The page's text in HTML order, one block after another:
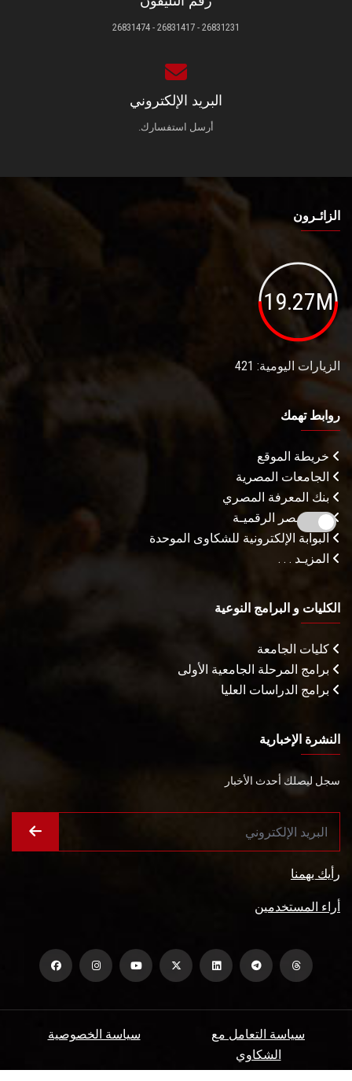
26831231 - 26831417 - 26831474
البريد الإلكتروني
أرسل استفسارك.
الزائـرون
19.27M
الزيارات اليومية: 421
روابط تهمك
خريطة الموقع
الجامعات المصرية
بنك المعرفة المصري
بوابة مصر الرقميـة
البوابة الإلكترونية للشكاوى الموحدة
المزيـد . . .
الكليات و البرامج النوعية
كليات الجامعة
برامج المرحلة الجامعية الأولى
برامج الدراسات العليا
النشرة الإخبارية
سجل ليصلك أحدث الأخبار
رأيك يهمنا
أراء المستخدمين
سياسة الخصوصية
سياسة التعامل مع
الشكاوي